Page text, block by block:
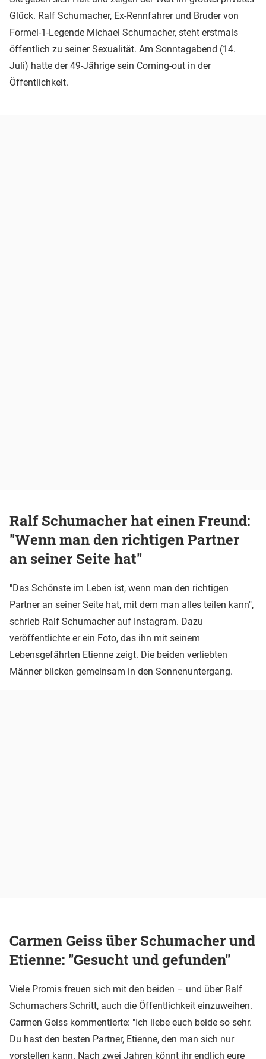
Glück. Ralf Schumacher, Ex-Rennfahrer und Bruder von
Formel-1-Legende Michael Schumacher, steht erstmals
öffentlich zu seiner Sexualität. Am Sonntagabend (14.
Juli) hatte der 49-Jährige sein Coming-out in der
Öffentlichkeit.
Ralf Schumacher hat einen Freund:
"Wenn man den richtigen Partner
an seiner Seite hat"
"Das Schönste im Leben ist, wenn man den richtigen
Partner an seiner Seite hat, mit dem man alles teilen kann",
schrieb Ralf Schumacher auf Instagram. Dazu
veröffentlichte er ein Foto, das ihn mit seinem
Lebensgefährten Etienne zeigt. Die beiden verliebten
Männer blicken gemeinsam in den Sonnenuntergang.
Carmen Geiss über Schumacher und
Etienne: "Gesucht und gefunden"
Viele Promis freuen sich mit den beiden – und über Ralf
Schumachers Schritt, auch die Öffentlichkeit einzuweihen.
Carmen Geiss kommentierte: "Ich liebe euch beide so sehr.
Du hast den besten Partner, Etienne, den man sich nur
vorstellen kann. Nach zwei Jahren könnt ihr endlich eure